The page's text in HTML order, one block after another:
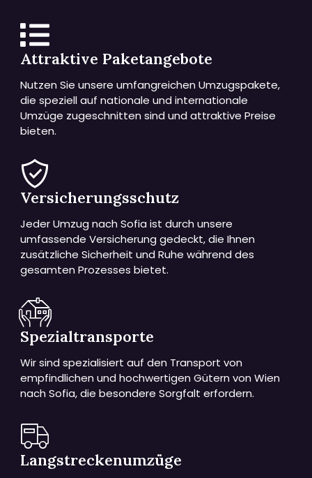
Attraktive Paketangebote
Nutzen Sie unsere umfangreichen Umzugspakete,
die speziell auf nationale und internationale
Umzüge zugeschnitten sind und attraktive Preise
bieten.
Versicherungsschutz
Jeder Umzug nach Sofia ist durch unsere
umfassende Versicherung gedeckt, die Ihnen
zusätzliche Sicherheit und Ruhe während des
gesamten Prozesses bietet.
Spezialtransporte
Wir sind spezialisiert auf den Transport von
empfindlichen und hochwertigen Gütern von Wien
nach Sofia, die besondere Sorgfalt erfordern.
Langstreckenumzüge